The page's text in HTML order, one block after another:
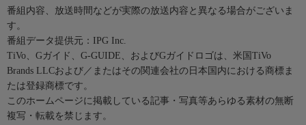
番組内容、放送時間などが実際の放送内容と異なる場合がございま
す。
番組データ提供元：IPG Inc.
TiVo、Gガイド、G-GUIDE、およびGガイドロゴは、米国TiVo
Brands LLCおよび／またはその関連会社の日本国内における商標ま
たは登録商標です。
このホームページに掲載している記事・写真等あらゆる素材の無断
複写・転載を禁じます。